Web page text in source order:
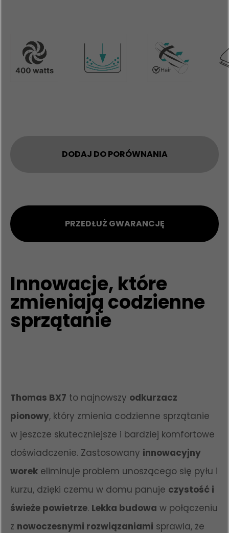
Innowacje, które
zmieniają codzienne
sprzątanie
PRZEDŁUŻ GWARANCJĘ
DODAJ DO PORÓWNANIA
Thomas BX7 to najnowszy odkurzacz
pionowy, który zmienia codzienne sprzątanie
w jeszcze skuteczniejsze i bardziej komfortowe
doświadczenie. Zastosowany innowacyjny
worek eliminuje problem unoszącego się pyłu i
kurzu, dzięki czemu w domu panuje czystość i
świeże powietrze. Lekka budowa w połączeniu
z nowoczesnymi rozwiązaniami sprawia, że